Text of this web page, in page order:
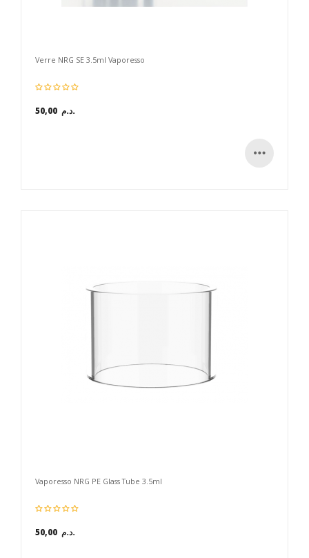
Verre NRG SE 3.5ml Vaporesso
50,00 د.م.
Vaporesso NRG PE Glass Tube 3.5ml
50,00 د.م.